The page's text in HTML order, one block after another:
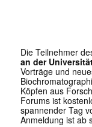
Die Teilnehmer
an der
Vorträge und
Köpfen aus
Forums ist
spannender Tag
Anmeldung ist ab